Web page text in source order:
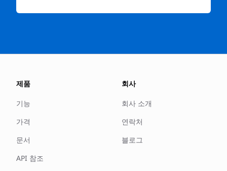
제품
기능
가격
문서
API 참조
회사
회사 소개
연락처
블로그